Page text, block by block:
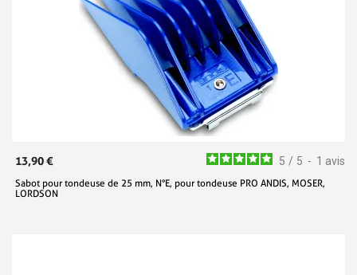
5 / 5 - 1 avis
13,90 €
Sabot pour tondeuse de 25 mm, N°E, pour tondeuse PRO ANDIS, MOSER,
LORDSON